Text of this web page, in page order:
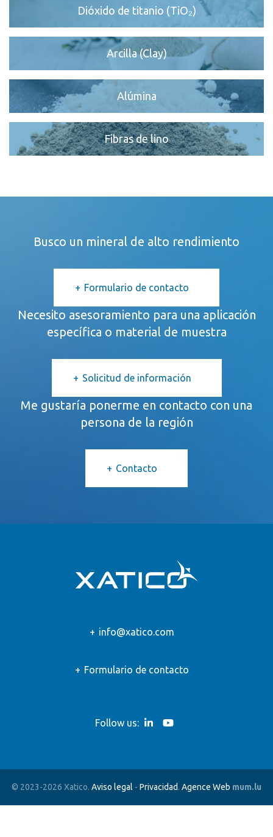
Dióxido de titanio (TiO₂)
Arcilla (Clay)
Alúmina
Fibras de lino
Busco un mineral de alto rendimiento
Formulario de contacto
Necesito asesoramiento para una aplicación
específica o material de muestra
Solicitud de información
Me gustaría ponerme en contacto con una
persona de la región
Contacto
info@xatico.com
Formulario de contacto
Follow us:
© 2023-2026 Xatico. Aviso legal - Privacidad. Agence Web mum.lu